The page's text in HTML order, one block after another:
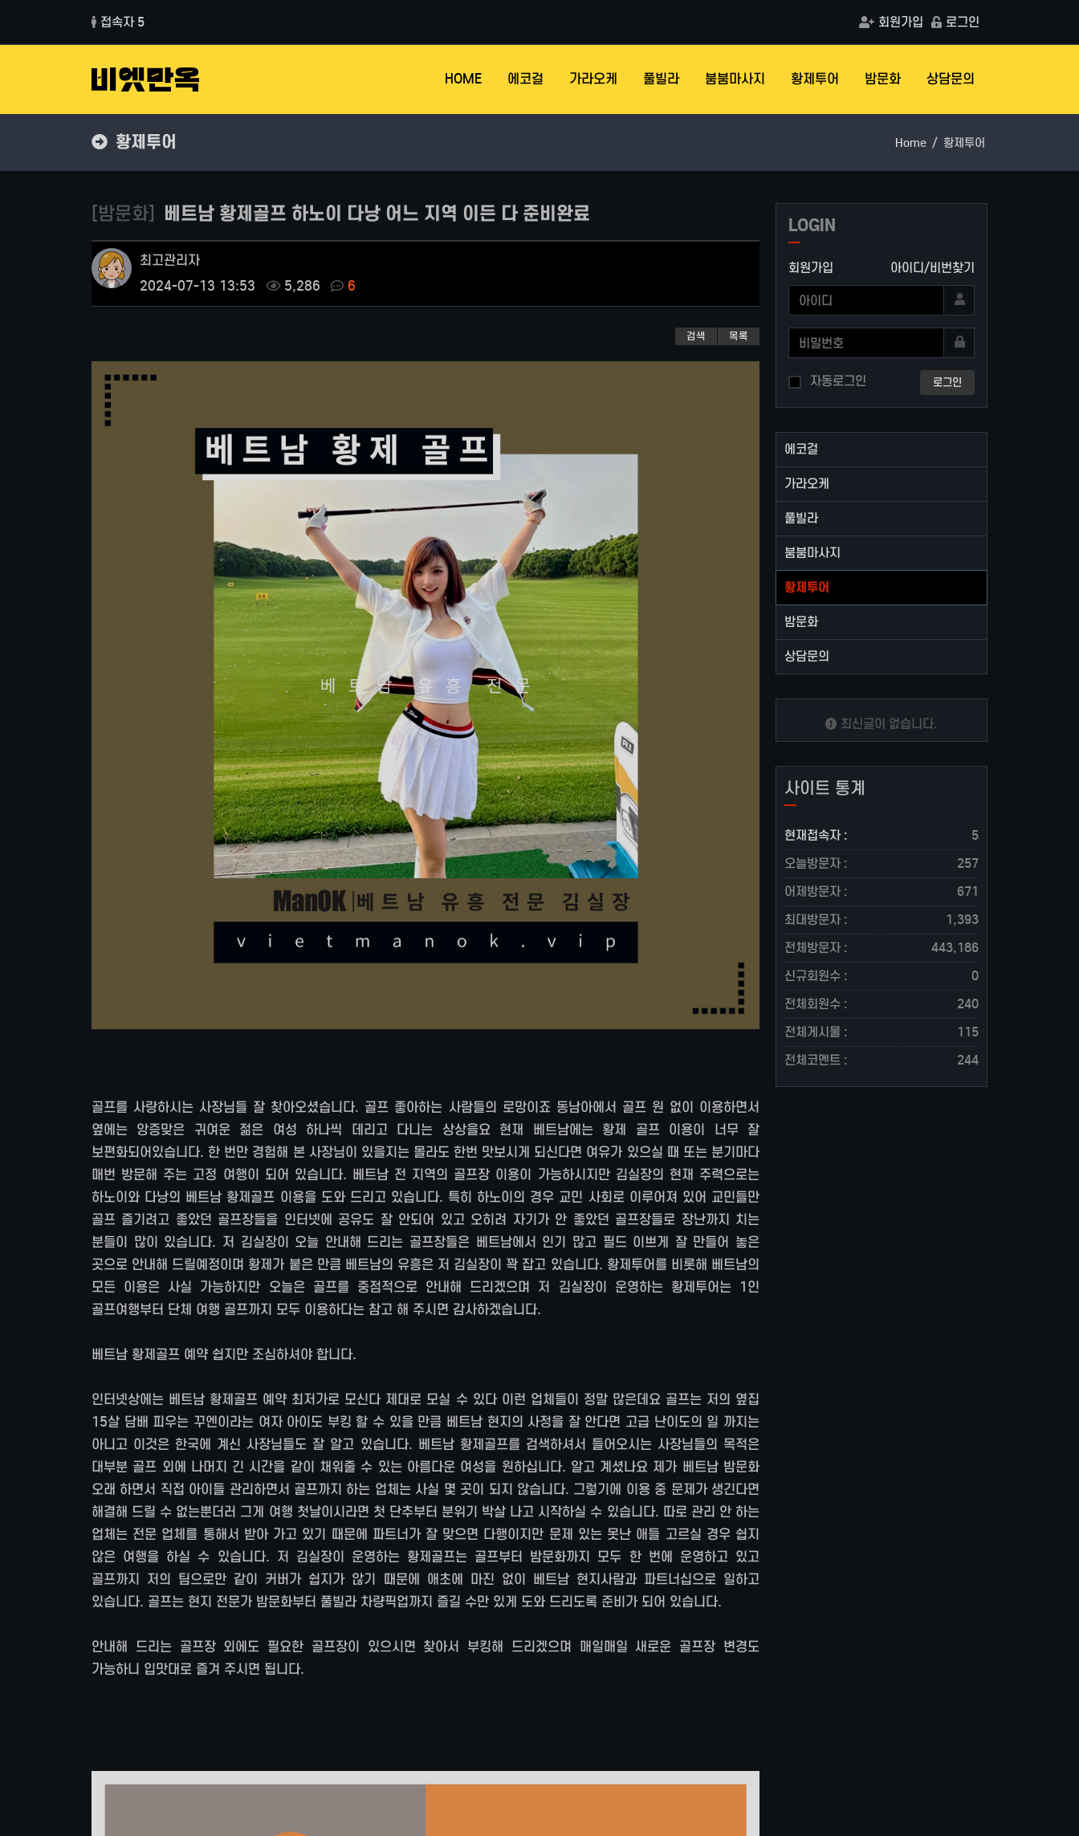
접속자 5 회원가입 로그인
HOME 에코걸 가라오케 풀빌라 붐붐마사지 황제투어 밤문화 상담문의
황제투어 Home 황제투어
[밤문화] 베트남 황제골프 하노이 다낭 어느 지역 이든 다 준비완료
최고관리자
2024-07-13 13:53
5,286 6
검색 목록
골프를 사랑하시는 사장님들 잘 찾아오셨습니다. 골프 좋아하는 사람들의 로망이죠 동남아에서 골프 원 없이 이용하면서
옆에는 앙증맞은 귀여운 젊은 여성 하나씩 데리고 다니는 상상을요 현재 베트남에는 황제 골프 이용이 너무 잘
보편화되어있습니다. 한 번만 경험해 본 사장님이 있을지는 몰라도 한번 맛보시게 되신다면 여유가 있으실 때 또는 분기마다
매번 방문해 주는 고정 여행이 되어 있습니다. 베트남 전 지역의 골프장 이용이 가능하시지만 김실장의 현재 주력으로는
하노이와 다낭의 베트남 황제골프 이용을 도와 드리고 있습니다. 특히 하노이의 경우 교민 사회로 이루어져 있어 교민들만
골프 즐기려고 좋았던 골프장들을 인터넷에 공유도 잘 안되어 있고 오히려 자기가 안 좋았던 골프장들로 장난까지 치는
분들이 많이 있습니다. 저 김실장이 오늘 안내해 드리는 골프장들은 베트남에서 인기 많고 필드 이쁘게 잘 만들어 놓은
곳으로 안내해 드릴예정이며 황제가 붙은 만큼 베트남의 유흥은 저 김실장이 꽉 잡고 있습니다. 황제투어를 비롯해 베트남의
모든 이용은 사실 가능하지만 오늘은 골프를 중점적으로 안내해 드리겠으며 저 김실장이 운영하는 황제투어는 1인
골프여행부터 단체 여행 골프까지 모두 이용하다는 참고 해 주시면 감사하겠습니다.
베트남 황제골프 예약 쉽지만 조심하셔야 합니다.
인터넷상에는 베트남 황제골프 예약 최저가로 모신다 제대로 모실 수 있다 이런 업체들이 정말 많은데요 골프는 저의 옆집
15살 담배 피우는 꾸엔이라는 여자 아이도 부킹 할 수 있을 만큼 베트남 현지의 사정을 잘 안다면 고급 난이도의 일 까지는
아니고 이것은 한국에 계신 사장님들도 잘 알고 있습니다. 베트남 황제골프를 검색하셔서 들어오시는 사장님들의 목적은
대부분 골프 외에 나머지 긴 시간을 같이 채워줄 수 있는 아름다운 여성을 원하십니다. 알고 계셨나요 제가 베트남 밤문화
오래 하면서 직접 아이들 관리하면서 골프까지 하는 업체는 사실 몇 곳이 되지 않습니다. 그렇기에 이용 중 문제가 생긴다면
해결해 드릴 수 없는뿐더러 그게 여행 첫날이시라면 첫 단추부터 분위기 박살 나고 시작하실 수 있습니다. 따로 관리 안 하는
업체는 전문 업체를 통해서 받아 가고 있기 때문에 파트너가 잘 맞으면 다행이지만 문제 있는 못난 애들 고르실 경우 쉽지
않은 여행을 하실 수 있습니다. 저 김실장이 운영하는 황제골프는 골프부터 밤문화까지 모두 한 번에 운영하고 있고
골프까지 저의 팀으로만 같이 커버가 쉽지가 않기 때문에 애초에 마진 없이 베트남 현지사람과 파트너십으로 일하고
있습니다. 골프는 현지 전문가 밤문화부터 풀빌라 차량픽업까지 즐길 수만 있게 도와 드리도록 준비가 되어 있습니다.
안내해 드리는 골프장 외에도 필요한 골프장이 있으시면 찾아서 부킹해 드리겠으며 매일매일 새로운 골프장 변경도
가능하니 입맛대로 즐겨 주시면 됩니다.
LOGIN
회원가입 아이디/비번찾기
자동로그인 로그인
에코걸
가라오케
풀빌라
붐붐마사지
황제투어
밤문화
상담문의
최신글이 없습니다.
사이트 통계
현재접속자 :
5
오늘방문자 :
257
어제방문자 :
671
최대방문자 :
1,393
전체방문자 :
443,186
신규회원수 :
0
전체회원수 :
240
전체게시물 :
115
전체코멘트 :
244